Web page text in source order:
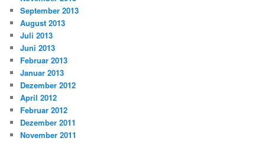
September 2013
August 2013
Juli 2013
Juni 2013
Februar 2013
Januar 2013
Dezember 2012
April 2012
Februar 2012
Dezember 2011
November 2011